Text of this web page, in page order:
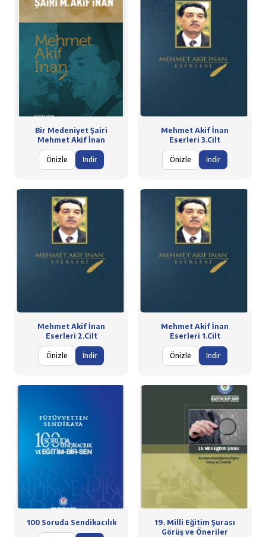
Bir Medeniyet Şairi
Mehmet Akif İnan
Önizle İndir
Mehmet Akif İnan
Eserleri 3.Cilt
Önizle İndir
Mehmet Akif İnan
Eserleri 2.Cilt
Önizle İndir
Mehmet Akif İnan
Eserleri 1.Cilt
Önizle İndir
100 Soruda Sendikacılık
19. Milli Eğitim Şurası
Görüş ve Öneriler